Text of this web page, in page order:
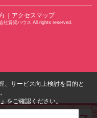
｜アクセスマップ
賃貸ハウス All rights reserved.
、サービス向上検討を目的と
をご確認ください。